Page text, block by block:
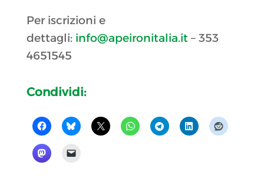
Per iscrizioni e
dettagli: info@apeironitalia.it– 353
4651545
Condividi: